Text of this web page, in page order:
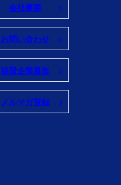
会社概要
お問い合わせ
協賛企業募集
メルマガ登録